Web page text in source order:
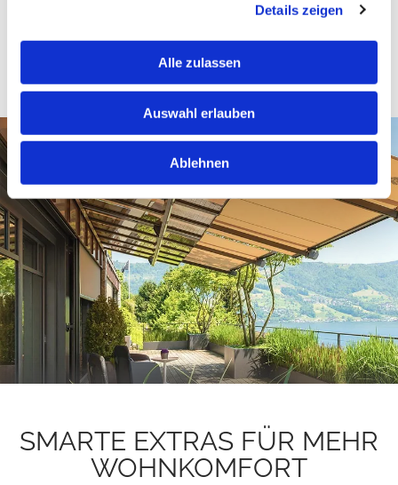
Details zeigen
Alle zulassen
Auswahl erlauben
Ablehnen
SMARTE EXTRAS FÜR MEHR
WOHNKOMFORT